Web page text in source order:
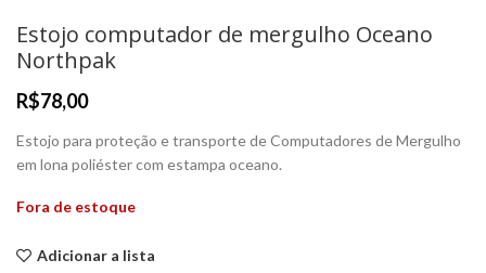
Estojo computador de mergulho Oceano
Northpak
R$
Estojo para proteção e transporte de Computadores de Mergulho
em lona poliéster com estampa oceano.
Fora de estoque
Adicionar a lista